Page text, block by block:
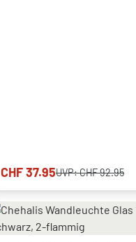
CHF 37.95UVP:CHF 92.95